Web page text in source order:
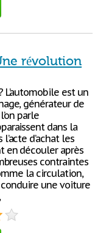
révolution
L’automobile est un
générateur de
parle
dans la
d’achat les
en découler après
contraintes
la circulation,
une voiture